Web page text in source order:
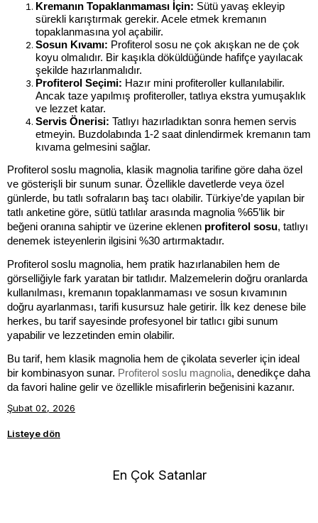
Kremanın Topaklanmaması İçin: Sütü yavaş ekleyip
sürekli karıştırmak gerekir. Acele etmek kremanın
topaklanmasına yol açabilir.
Sosun Kıvamı: Profiterol sosu ne çok akışkan ne de çok
koyu olmalıdır. Bir kaşıkla döküldüğünde hafifçe yayılacak
şekilde hazırlanmalıdır.
Profiterol Seçimi: Hazır mini profiteroller kullanılabilir.
Ancak taze yapılmış profiteroller, tatlıya ekstra yumuşaklık
ve lezzet katar.
Servis Önerisi: Tatlıyı hazırladıktan sonra hemen servis
etmeyin. Buzdolabında 1-2 saat dinlendirmek kremanın tam
kıvama gelmesini sağlar.
Profiterol soslu magnolia, klasik magnolia tarifine göre daha özel
ve gösterişli bir sunum sunar. Özellikle davetlerde veya özel
günlerde, bu tatlı sofraların baş tacı olabilir. Türkiye’de yapılan bir
tatlı anketine göre, sütlü tatlılar arasında magnolia %65’lik bir
beğeni oranına sahiptir ve üzerine eklenen profiterol sosu, tatlıyı
denemek isteyenlerin ilgisini %30 artırmaktadır.
Profiterol soslu magnolia, hem pratik hazırlanabilen hem de
görselliğiyle fark yaratan bir tatlıdır. Malzemelerin doğru oranlarda
kullanılması, kremanın topaklanmaması ve sosun kıvamının
doğru ayarlanması, tarifi kusursuz hale getirir. İlk kez denese bile
herkes, bu tarif sayesinde profesyonel bir tatlıcı gibi sunum
yapabilir ve lezzetinden emin olabilir.
Bu tarif, hem klasik magnolia hem de çikolata severler için ideal
bir kombinasyon sunar. Profiterol soslu magnolia, denedikçe daha
da favori haline gelir ve özellikle misafirlerin beğenisini kazanır.
Şubat 02, 2026
Listeye dön
En Çok Satanlar